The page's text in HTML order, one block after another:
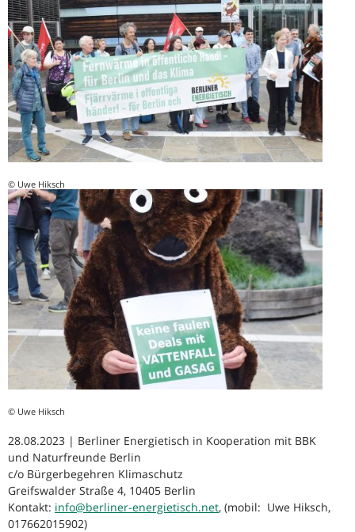
© Uwe Hiksch
© Uwe Hiksch
28.08.2023 | Berliner Energietisch in Kooperation mit BBK
und Naturfreunde Berlin
c/o Bürgerbegehren Klimaschutz
Greifswalder Straße 4, 10405 Berlin
Kontakt: info@berliner-energietisch.net, (mobil: Uwe Hiksch,
017662015902)